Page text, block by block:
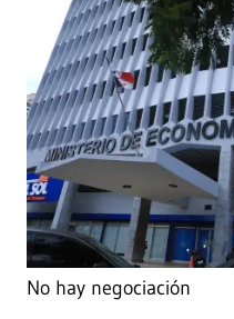
No hay negociación